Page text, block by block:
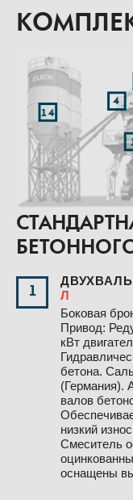
1
Л
Боковая
Привод:
кВт
бетона.
(Германия).
валов
низкий
Смеситель
оснащены